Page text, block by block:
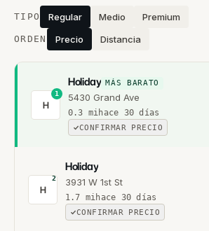
Estaciones cercanas
TIPO Regular Medio Premium
ORDEN Precio Distancia
H
1
Holiday MÁS BARATO
5430 Grand Ave
0.3 mihace 30 días
CONFIRMAR PRECIO
H
2
Holiday
3931 W 1st St
1.7 mihace 30 días
CONFIRMAR PRECIO